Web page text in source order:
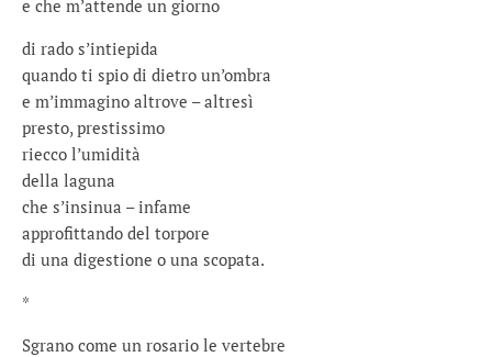
e che m’attende un giorno
di rado s’intiepida
quando ti spio di dietro un’ombra
e m’immagino altrove – altresì
presto, prestissimo
riecco l’umidità
della laguna
che s’insinua – infame
approfittando del torpore
di una digestione o una scopata.
*
Sgrano come un rosario le vertebre